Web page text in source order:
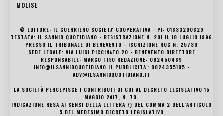
MOLISE
© EDITORE: IL GUERRIERO SOCIETA' COOPERATIVA - PI: 01633200629
TESTATA: IL SANNIO QUOTIDIANO - REGISTRAZIONE N. 201 IL 18 LUGLIO 1996
PRESSO IL TRIBUNALE DI BENEVENTO - ISCRIZIONE ROC N. 25730
SEDE LEGALE: VIA LUIGI PICCINATO 20 - BENEVENTO DIRETTORE
RESPONSABILE: MARCO TISO REDAZIONE: 082450469
INFO@ILSANNIOQUOTIDIANO.IT PUBBLICITA': 0824355185 -
ADV@ILSANNIOQUOTIDIANO.IT
LA SOCIETÀ PERCEPISCE I CONTRIBUTI DI CUI AL DECRETO LEGISLATIVO 15
MAGGIO 2017, N. 70.
INDICAZIONE RESA AI SENSI DELLA LETTERA F) DEL COMMA 2 DELL’ARTICOLO
5 DEL MEDESIMO DECRETO LEGISLATIVO